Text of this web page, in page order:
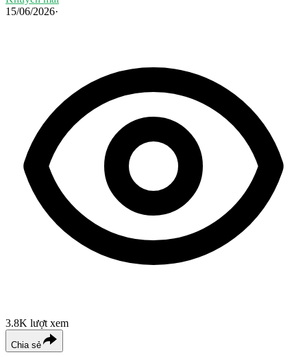
15/06/2026·
3.8K lượt xem
Chia sẻ